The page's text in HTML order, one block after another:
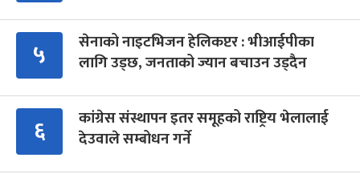
५
सेनाको नाइटभिजन हेलिकप्टर : भीआईपीका
लागि उड्छ, जनताको ज्यान बचाउन उड्दैन
६
कांग्रेस संस्थापन इतर समूहको राष्ट्रिय भेलालाई
देउवाले सम्बोधन गर्ने